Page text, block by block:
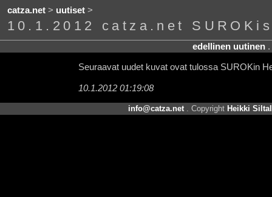
catza.net> uutiset>
10.1.2012 catza.net
edellinen uutinen.
Seuraavat uudet kuvat ovat tulossa SUROKin
10.1.2012 01:19:08
info@catza.net. Copyright Heikki